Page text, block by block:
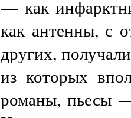
— как
как антенны, с
других,
из которых
романы, пьесы